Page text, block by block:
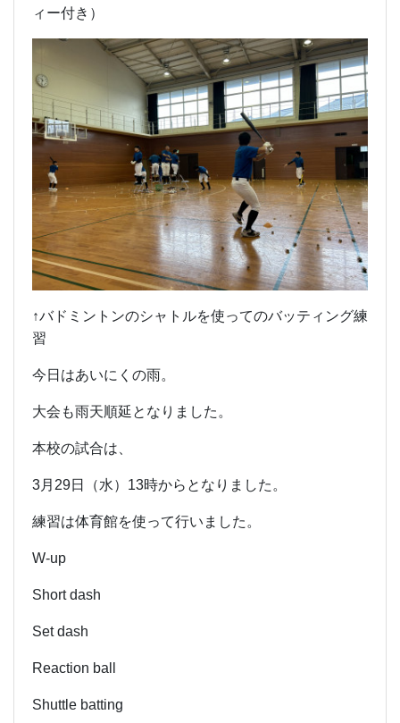
ィー付き）
↑バドミントンのシャトルを使ってのバッティング練
習
今日はあいにくの雨。
大会も雨天順延となりました。
本校の試合は、
3月29日（水）13時からとなりました。
練習は体育館を使って行いました。
W-up
Short dash
Set dash
Reaction ball
Shuttle batting